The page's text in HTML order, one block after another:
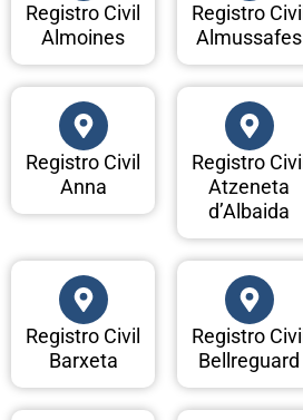
Registro Civil
Almoines
Registro Civil
Almussafes
Registro Civil
Anna
Registro Civil
Atzeneta
d’Albaida
Registro Civil
Barxeta
Registro Civil
Bellreguard